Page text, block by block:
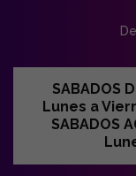
SABADOS
Lunes a
SABADOS